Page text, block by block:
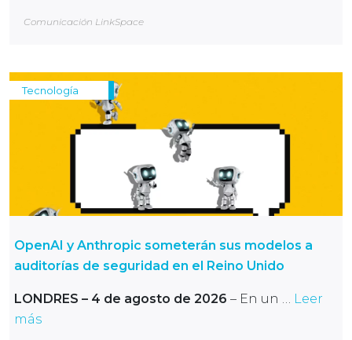
Comunicación LinkSpace
Tecnología
OpenAI y Anthropic someterán sus modelos a
auditorías de seguridad en el Reino Unido
LONDRES – 4 de agosto de 2026 – En un … Leer
más